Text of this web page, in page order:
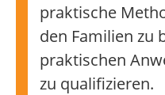
praktische
den Familien zu
praktischen
zu qualifizieren.